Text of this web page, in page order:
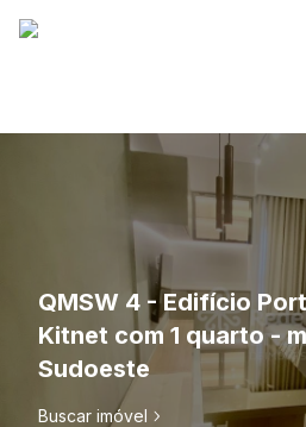
QMSW 4 - Edifício
Kitnet com 1 quarto -
Sudoeste
Buscar imóvel